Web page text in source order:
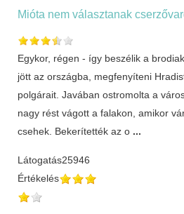
Mióta nem választanak
Egykor, régen - így beszélik a
jött az országba, megfenyíteni
polgárait. Javában ostromolta a
nagy rést vágott a falakon, amikor
csehek. Bekerítették az o ...
Látogatás25946
Értékelés